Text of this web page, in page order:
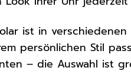
ist in
persönlichen Stil
– die Auswahl ist